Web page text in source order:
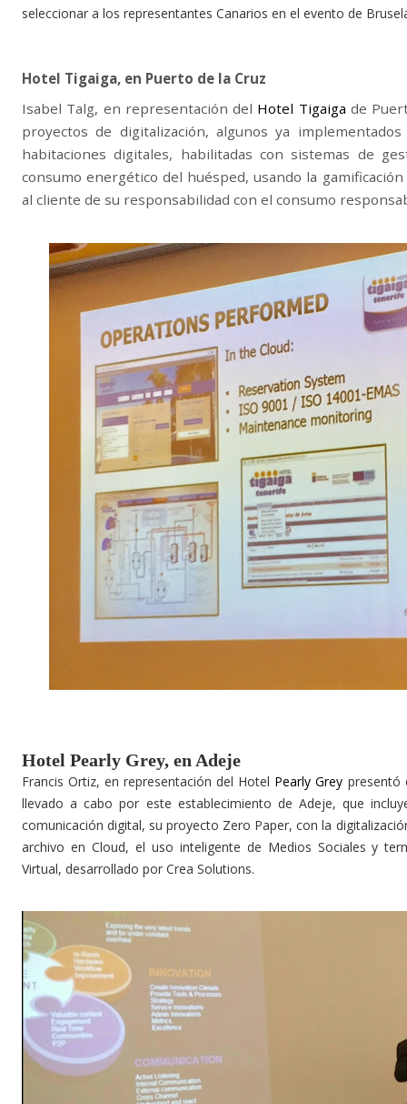
seleccionar a los representantes Canarios en el evento de
Hotel Tigaiga, en Puerto de la Cruz
Isabel Talg, en representación del Hotel Tigaiga de
proyectos de digitalización, algunos ya
habitaciones digitales, habilitadas con sistemas de
consumo energético del huésped, usando la
al cliente de su responsabilidad con el consumo
Hotel Pearly Grey, en Adeje
Francis Ortiz, en representación del Hotel Pearly Grey presentó
llevado a cabo por este establecimiento de Adeje, que
comunicación digital, su proyecto Zero Paper, con la
archivo en Cloud, el uso inteligente de Medios Sociales y
Virtual, desarrollado por Crea Solutions.